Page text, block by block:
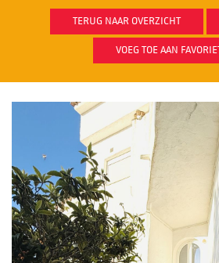
TERUG NAAR OVERZICHT
VOEG TOE AAN